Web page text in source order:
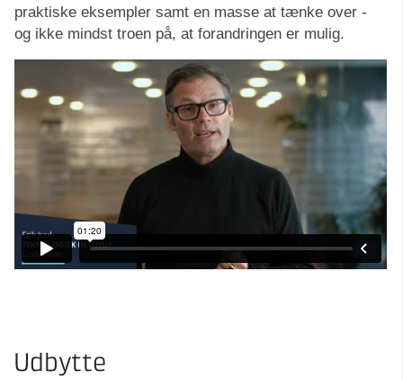
praktiske eksempler samt en masse at tænke over -
og ikke mindst troen på, at forandringen er mulig.
Udbytte